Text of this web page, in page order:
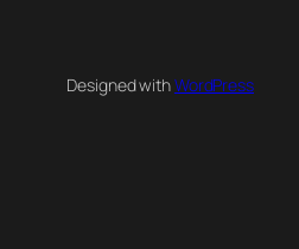
Designed withWordPress